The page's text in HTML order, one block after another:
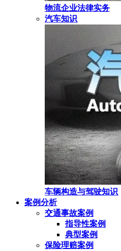
物流企业法律实务
汽车知识
车辆构造与驾驶知识
案例分析
交通事故案例
指导性案例
典型案例
保险理赔案例